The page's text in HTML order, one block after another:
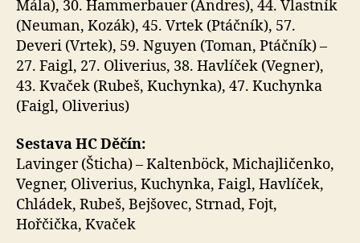
Mála), 30. Hammerbauer (Andres), 44. Vlastník
(Neuman, Kozák), 45. Vrtek (Ptáčník), 57.
Deveri (Vrtek), 59. Nguyen (Toman, Ptáčník) –
27. Faigl, 27. Oliverius, 38. Havlíček (Vegner),
43. Kvaček (Rubeš, Kuchynka), 47. Kuchynka
(Faigl, Oliverius)
Sestava HC Děčín:
Lavinger (Šticha) – Kaltenböck, Michajličenko,
Vegner, Oliverius, Kuchynka, Faigl, Havlíček,
Chládek, Rubeš, Bejšovec, Strnad, Fojt,
Hořčička, Kvaček